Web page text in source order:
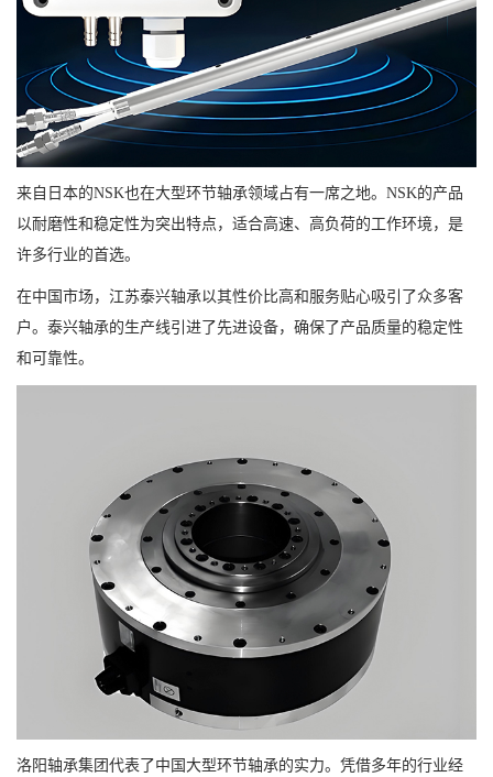
来自日本的NSK也在大型环节轴承领域占有一席之地。NSK的产品
以耐磨性和稳定性为突出特点，适合高速、高负荷的工作环境，是
许多行业的首选。
在中国市场，江苏泰兴轴承以其性价比高和服务贴心吸引了众多客
户。泰兴轴承的生产线引进了先进设备，确保了产品质量的稳定性
和可靠性。
洛阳轴承集团代表了中国大型环节轴承的实力。凭借多年的行业经